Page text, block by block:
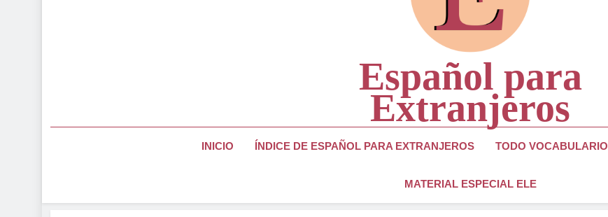
Español para
Extranjeros
Página Para Estudiantes Y Profesores De Lengua Española
INICIO ÍNDICE DE ESPAÑOL PARA EXTRANJEROS TODO VOCABULARIO
MATERIAL ESPECIAL ELE